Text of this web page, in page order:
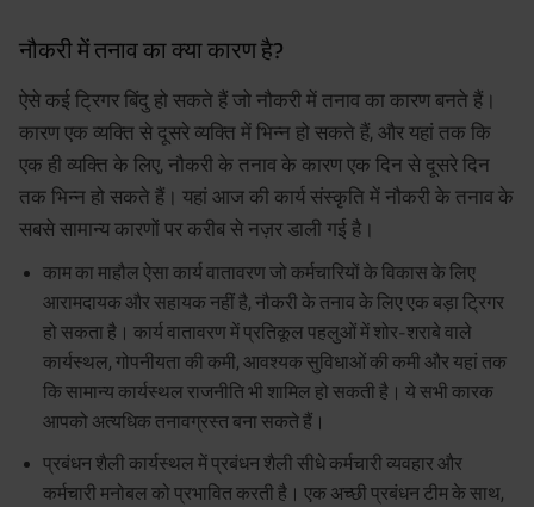
नौकरी में तनाव का क्या कारण है?
ऐसे कई ट्रिगर बिंदु हो सकते हैं जो नौकरी में तनाव का कारण बनते हैं।
कारण एक व्यक्ति से दूसरे व्यक्ति में भिन्न हो सकते हैं, और यहां तक कि
एक ही व्यक्ति के लिए, नौकरी के तनाव के कारण एक दिन से दूसरे दिन
तक भिन्न हो सकते हैं। यहां आज की कार्य संस्कृति में नौकरी के तनाव के
सबसे सामान्य कारणों पर करीब से नज़र डाली गई है।
काम का माहौल ऐसा कार्य वातावरण जो कर्मचारियों के विकास के लिए
आरामदायक और सहायक नहीं है, नौकरी के तनाव के लिए एक बड़ा ट्रिगर
हो सकता है। कार्य वातावरण में प्रतिकूल पहलुओं में शोर-शराबे वाले
कार्यस्थल, गोपनीयता की कमी, आवश्यक सुविधाओं की कमी और यहां तक
कि सामान्य कार्यस्थल राजनीति भी शामिल हो सकती है। ये सभी कारक
आपको अत्यधिक तनावग्रस्त बना सकते हैं।
प्रबंधन शैली कार्यस्थल में प्रबंधन शैली सीधे कर्मचारी व्यवहार और
कर्मचारी मनोबल को प्रभावित करती है। एक अच्छी प्रबंधन टीम के साथ,